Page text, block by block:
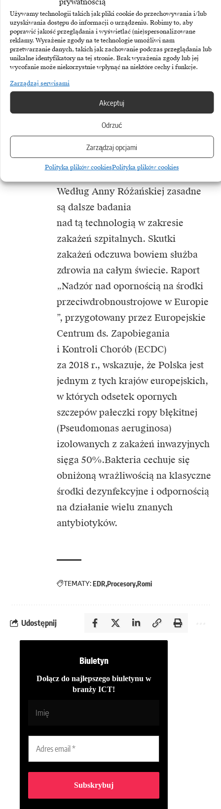
prywatnością
Używamy technologii takich jak pliki cookie do przechowywania i/lub
uzyskiwania dostępu do informacji o urządzeniu. Robimy to, aby
poprawić jakość przeglądania i wyświetlać (nie)spersonalizowane
reklamy. Wyrażenie zgody na te technologie umożliwi nam
przetwarzanie danych, takich jak zachowanie podczas przeglądania lub
unikalne identyfikatory na tej stronie. Brak wyrażenia zgody lub jej
wycofanie może niekorzystnie wpłynąć na niektóre cechy i funkcje.
Zarządzaj serwisami
Akceptuj
Odrzuć
Zarządzaj opcjami
Polityka plików cookiesPolityka plików cookies
szpitalne okazała się bardzo wysoka
–mówi dr hab. Anna Różańska,
prowadząca badanie wspólnie
z dr hab. Agnieszką Chmielarczyk
–Poddawałyśmy ozonowaniu
z użyciem Sterylis wielolekooporne
bakterie, m.in. pałeczki ropy
błękitnej (Pseudomonas
aeruginosa). Gęstość zawiesiny
bakteryjnej została zredukowana
o ponad 99 proc.
Według Anny Różańskiej zasadne
są dalsze badania
nad tą technologią w zakresie
zakażeń szpitalnych. Skutki
zakażeń odczuwa bowiem służba
zdrowia na całym świecie. Raport
„Nadzór nad opornością na środki
przeciwdrobnoustrojowe w Europie
”, przygotowany przez Europejskie
Centrum ds. Zapobiegania
i Kontroli Chorób (ECDC)
za 2018 r., wskazuje, że Polska jest
jednym z tych krajów europejskich,
w których odsetek opornych
szczepów pałeczki ropy błękitnej
(Pseudomonas aeruginosa)
izolowanych z zakażeń inwazyjnych
sięga 50%.Bakteria cechuje się
obniżoną wrażliwością na klasyczne
środki dezynfekcyjne i odpornością
na działanie wielu znanych
antybiotyków.
TEMATY:EDR ProcesoryRomi
Udostępnij
Biuletyn
Dołącz do najlepszego biuletynu w
branży ICT!